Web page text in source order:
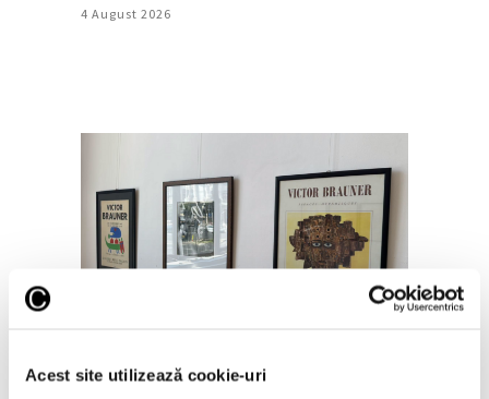
Acest site utilizează cookie-uri
4 August 2026